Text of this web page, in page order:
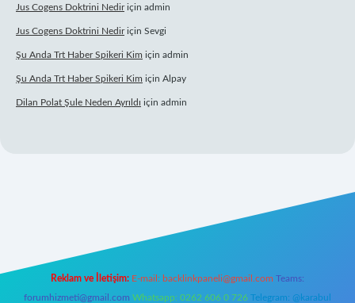
Jus Cogens Doktrini Nediriçin admin
Jus Cogens Doktrini Nediriçin Sevgi
Şu Anda Trt Haber Spikeri Kim için admin
Şu Anda Trt Haber Spikeri Kim için Alpay
Dilan Polat Şule Neden Ayrıldı için admin
Reklam ve İletişim: E-mail: backlinkpaneli@gmail.com Teams:
forumhizmeti@gmail.com Whatsapp: 0262 606 0 726 Telegram: @karabul